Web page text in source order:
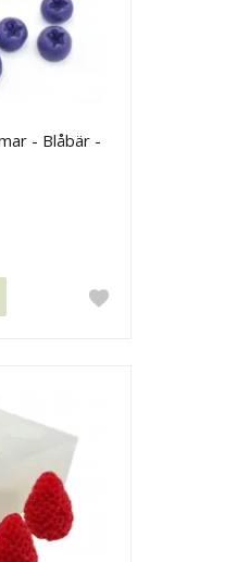
- Blåbär -